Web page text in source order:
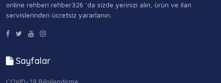
online rehberi rehber326 ‘da sizde yerinizi alın, ürün ve ilan
servislerinden ücretsiz yararlanın.
Sayfalar